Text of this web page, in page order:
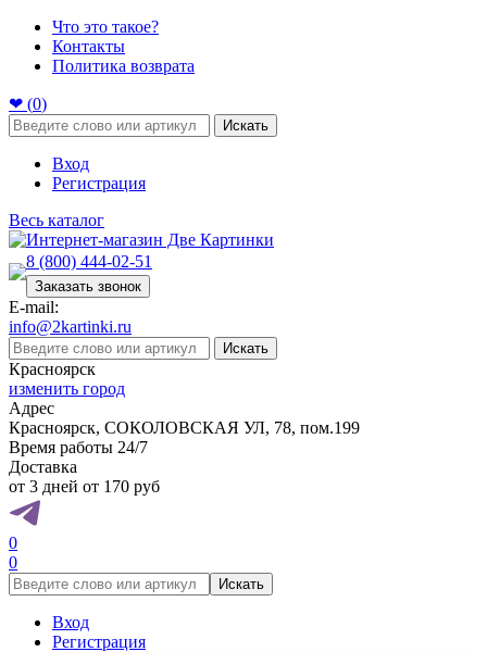
Что это такое?
Контакты
Политика возврата
❤ (0)
Искать
Вход
Регистрация
Весь каталог
8 (800) 444-02-51
Заказать звонок
E-mail:
info@2kartinki.ru
Искать
Красноярск
изменить город
Адрес
Красноярск, СОКОЛОВСКАЯ УЛ, 78, пом.199
Время работы 24/7
Доставка
от 3 дней от 170 руб
0
0
Искать
Вход
Регистрация